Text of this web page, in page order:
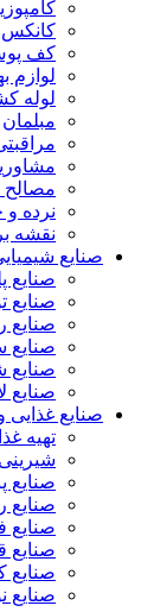
کانکس
کف
لوازم
لوله
مبلمان
مصالح
نرده
نقشه
صنایع
صنایع
صنایع
صنایع
صنایع
صنایع
صنایع
صنایع غذایی
تهیه
صنایع
صنایع
صنایع
صنایع
صنایع